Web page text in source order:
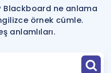
Gramer
Blackboard ne anlama
örnek cümle.
anlamlıları.